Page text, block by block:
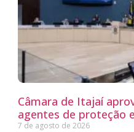
Câmara de Itajaí
agentes de proteção
7 de agosto de 2026